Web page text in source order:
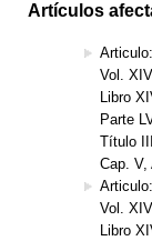
Artículos
Articulo:
Vol.
Libro
Parte
Título
Cap. V,
Articulo:
Vol.
Libro